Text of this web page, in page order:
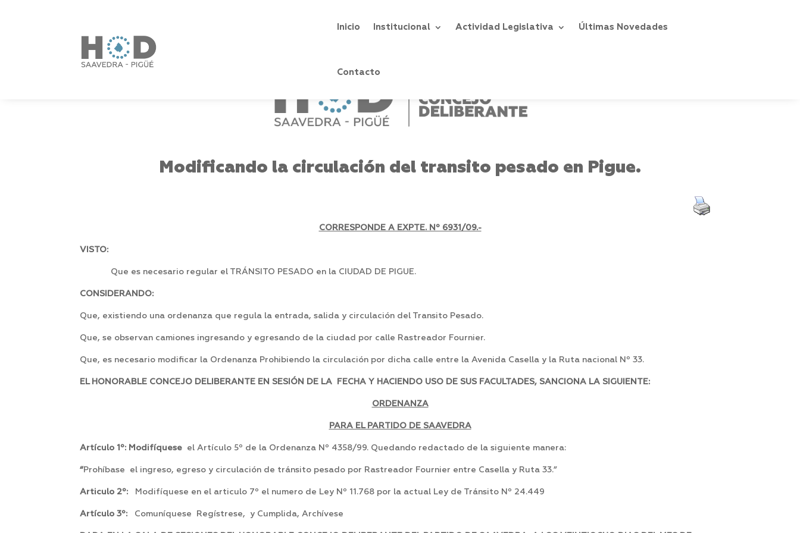
Inicio Institucional Actividad Legislativa Últimas Novedades
Contacto
Modificando la circulación del transito pesado en Pigue.
CORRESPONDE A EXPTE. Nº 6931/09.-
VISTO:
Que es necesario regular el TRÁNSITO PESADO en la CIUDAD DE PIGUE.
CONSIDERANDO:
Que, existiendo una ordenanza que regula la entrada, salida y circulación del Transito Pesado.
Que, se observan camiones ingresando y egresando de la ciudad por calle Rastreador Fournier.
Que, es necesario modificar la Ordenanza Prohibiendo la circulación por dicha calle entre la Avenida Casella y la Ruta nacional Nº 33.
EL HONORABLE CONCEJO DELIBERANTE EN SESIÓN DE LA FECHA Y HACIENDO USO DE SUS FACULTADES, SANCIONA LA SIGUIENTE:
ORDENANZA
PARA EL PARTIDO DE SAAVEDRA
Artículo 1º: Modifíquese el Artículo 5º de la Ordenanza Nº 4358/99. Quedando redactado de la siguiente manera:
“Prohíbase el ingreso, egreso y circulación de tránsito pesado por Rastreador Fournier entre Casella y Ruta 33.”
Articulo 2º: Modifíquese en el articulo 7º el numero de Ley Nº 11.768 por la actual Ley de Tránsito Nº 24.449
Artículo 3º: Comuníquese Regístrese, y Cumplida, Archívese